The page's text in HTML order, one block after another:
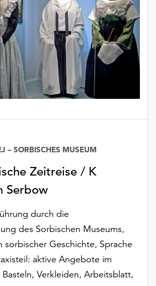
Zeitreise / K
Serbow
– SORBISCHES MUSEUM
durch die
des Sorbischen Museums,
sorbischer Geschichte, Sprache
aktive Angebote im
Basteln, Verkleiden, Arbeitsblatt,